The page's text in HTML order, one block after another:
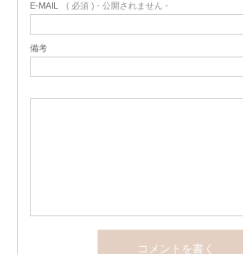
E-MAIL ( 必須 ) - 公開されません -
備考